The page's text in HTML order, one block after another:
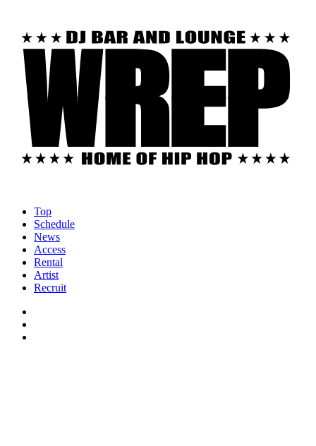
Top
Schedule
News
Access
Rental
Artist
Recruit